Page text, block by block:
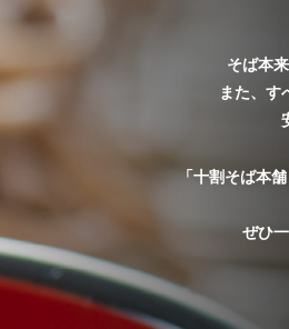
お問い
そば本
また、す
「十割そば本
ぜひ